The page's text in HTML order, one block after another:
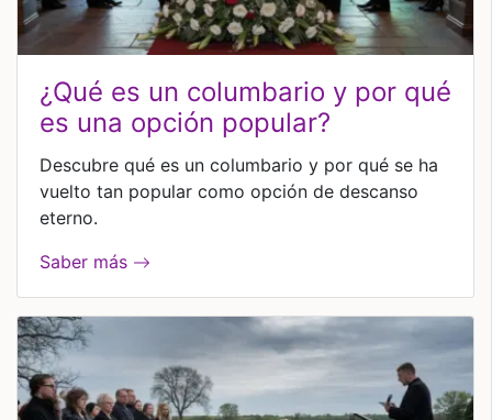
¿qué es un columbario y por qué
es una opción popular?
Descubre qué es un columbario y por qué se ha
vuelto tan popular como opción de descanso
eterno.
Saber más